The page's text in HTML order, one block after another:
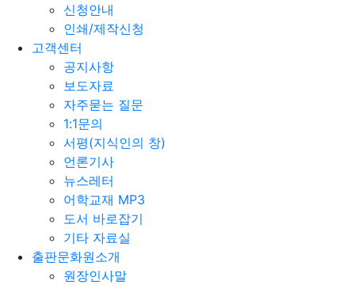
신청안내
인쇄/제작신청
고객센터
공지사항
보도자료
자주묻는 질문
1:1문의
서평(지식인의 창)
언론기사
뉴스레터
어학교재 MP3
도서 바로잡기
기타 자료실
출판문화원소개
원장인사말